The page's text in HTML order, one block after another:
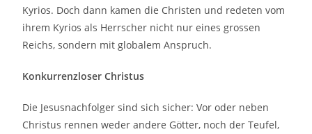
Kyrios. Doch dann kamen die Christen und redeten vom
ihrem Kyrios als Herrscher nicht nur eines grossen
Reichs, sondern mit globalem Anspruch.
Konkurrenzloser Christus
Die Jesusnachfolger sind sich sicher: Vor oder neben
Christus rennen weder andere Götter, noch der Teufel,